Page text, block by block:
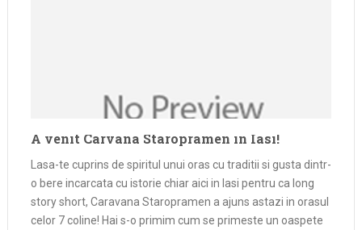
A venit Carvana Staropramen in Iasi!
Lasa-te cuprins de spiritul unui oras cu traditii si gusta dintr-
o bere incarcata cu istorie chiar aici in Iasi pentru ca long
story short, Caravana Staropramen a ajuns astazi in orasul
celor 7 coline! Hai s-o primim cum se primeste un oaspete